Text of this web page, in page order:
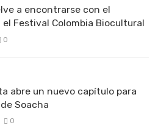
a encontrarse con el
Festival Colombia Biocultural
0
abre un nuevo capítulo para
Soacha
0